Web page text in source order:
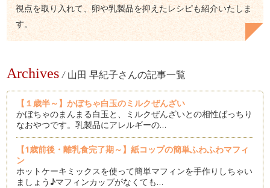
視点を取り入れて、卵や乳製品を抑えたレシピも紹介いたしま
す。
Archives / 山田 早紀子さんの記事一覧
【１歳半～】かぼちゃ白玉のミルクぜんざい
かぼちゃのまんまる白玉と、ミルクぜんざいとの相性ばっちり
なおやつです。乳製品にアレルギーの…
【1歳前後・離乳食完了期～】紙コップの簡単ふわふわマフィ
ン
ホットケーキミックスを使って簡単マフィンを手作りしちゃい
ましょう♪マフィンカップがなくても…